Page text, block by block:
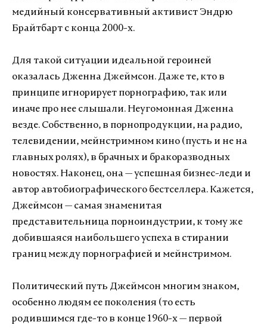
медийный консервативный активист Эндрю
Брайтбарт с конца 2000-х.
Для такой ситуации идеальной героиней
оказалась Дженна Джеймсон. Даже те, кто в
принципе игнорирует порнографию, так или
иначе про нее слышали. Неугомонная Дженна
везде. Собственно, в порнопродукции, на радио,
телевидении, мейнстримном кино (пусть и не на
главных ролях), в брачных и бракоразводных
новостях. Наконец, она — успешная бизнес-леди и
автор автобиографического бестселлера. Кажется,
Джеймсон — самая знаменитая
представительница порноиндустрии, к тому же
добившаяся наибольшего успеха в стирании
границ между порнографией и мейнстримом.
Политический путь Джеймсон многим знаком,
особенно людям ее поколения (то есть
родившимся где-то в конце 1960-х — первой